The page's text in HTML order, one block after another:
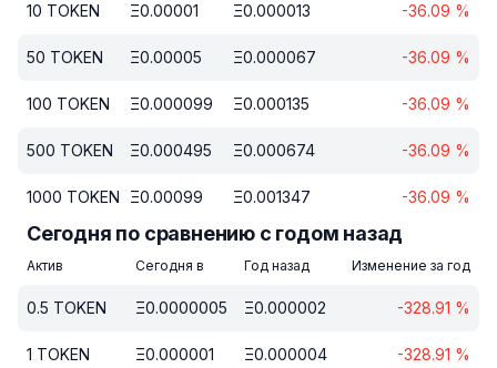
10 TOKEN Ξ0.00001 Ξ0.000013 -36.09 %
50 TOKEN Ξ0.00005 Ξ0.000067 -36.09 %
100 TOKEN Ξ0.000099 Ξ0.000135 -36.09 %
500 TOKEN Ξ0.000495 Ξ0.000674 -36.09 %
1000 TOKEN Ξ0.00099 Ξ0.001347 -36.09 %
Сегодня по сравнению с годом назад
Актив Сегодня в Год назад Изменение за год
0.5 TOKEN Ξ0.0000005 Ξ0.000002 -328.91 %
1 TOKEN Ξ0.000001 Ξ0.000004 -328.91 %